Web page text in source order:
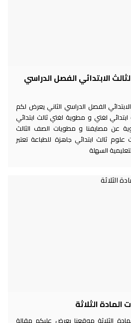
الابتدائي الفصل الدراسي
الفصل الدراسي الثاني يعرض لكم
لغتي و مطوية لغتي ثالث ابتدائي
عن مصايفنا و مطويات الصف الثالث
علوم ثالث ابتدائي جاهزة للطباعة تعتبر
السهلة
الثلاثة
الثلاثة موقعنا يعرض عليكم مقالة